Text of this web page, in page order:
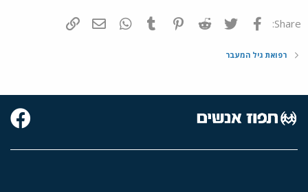
Share: פייסבוק Twitter
Reddit
Pinterest
Tumblr
WhatsAppדואר אלקטרוני
רפואת גיל המעבר